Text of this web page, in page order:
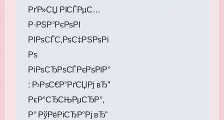
записям
РґР»СЏ РІСЃРµС…
Р·РЅР°РєРѕРІ
РІРѕСЃС‚РѕС‡РЅРѕРі
Рѕ
РіРѕСЂРѕСЃРєРѕРїР°
: Р›РѕС€Р°РґСЏРј вЂ”
РєР°СЂСЊРµСЂР°,
Р° РўРёРіСЂР°Рј вЂ”